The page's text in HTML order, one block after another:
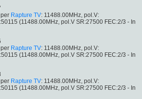
Rapture TV: 11488.00MHz, pol.V:
(11488.00MHz, pol.V SR:27500 FEC:2/3 - In
Rapture TV: 11488.00MHz, pol.V:
(11488.00MHz, pol.V SR:27500 FEC:2/3 - In
Rapture TV: 11488.00MHz, pol.V:
(11488.00MHz, pol.V SR:27500 FEC:2/3 - In